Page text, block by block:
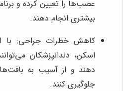
عصب‌ها را تعیین کرده و
بیشتری انجام دهند.
کاهش خطرات جراحی: با
اسکن، دندانپزشکان
دهند و از آسیب به
جلوگیری کنند.